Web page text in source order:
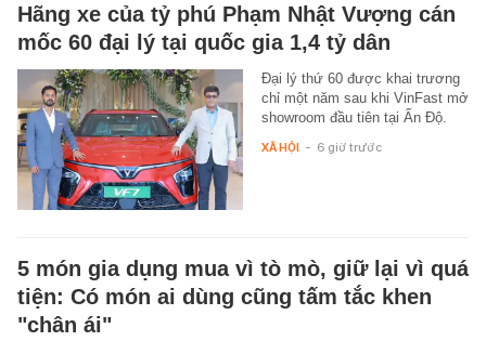
Hãng xe của tỷ phú Phạm Nhật Vượng cán
mốc 60 đại lý tại quốc gia 1,4 tỷ dân
Đại lý thứ 60 được khai trương
chỉ một năm sau khi VinFast mở
showroom đầu tiên tại Ấn Độ.
XÃ HỘI - 6 giờ trước
5 món gia dụng mua vì tò mò, giữ lại vì quá
tiện: Có món ai dùng cũng tấm tắc khen
"chân ái"